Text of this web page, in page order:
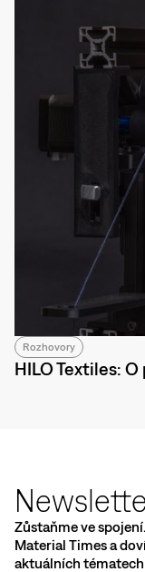
Rozhovory
HILO Textiles:
Zůstaňme ve
Material Times a
aktuálních